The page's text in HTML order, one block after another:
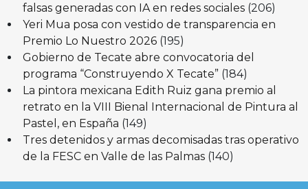
falsas generadas con IA en redes sociales (206)
Yeri Mua posa con vestido de transparencia en
Premio Lo Nuestro 2026 (195)
Gobierno de Tecate abre convocatoria del
programa “Construyendo X Tecate” (184)
La pintora mexicana Edith Ruiz gana premio al
retrato en la VIII Bienal Internacional de Pintura al
Pastel, en España (149)
Tres detenidos y armas decomisadas tras operativo
de la FESC en Valle de las Palmas (140)